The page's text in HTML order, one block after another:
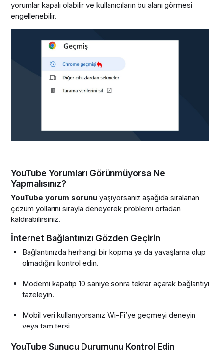
yorumlar kapalı olabilir ve kullanıcıların bu alanı görmesi
engellenebilir.
YouTube Yorumları Görünmüyorsa Ne
Yapmalısınız?
YouTube yorum sorunu yaşıyorsanız aşağıda sıralanan
çözüm yollarını sırayla deneyerek problemi ortadan
kaldırabilirsiniz.
İnternet Bağlantınızı Gözden Geçirin
Bağlantınızda herhangi bir kopma ya da yavaşlama olup
olmadığını kontrol edin.
Modemi kapatıp 10 saniye sonra tekrar açarak bağlantıyı
tazeleyin.
Mobil veri kullanıyorsanız Wi-Fi’ye geçmeyi deneyin
veya tam tersi.
YouTube Sunucu Durumunu Kontrol Edin